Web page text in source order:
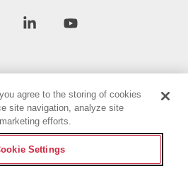
Политика конфиденциальности
Выходные данные
Facebook Linkedin
agree to the storing of cookies
site navigation, analyze site
efforts.
Settings